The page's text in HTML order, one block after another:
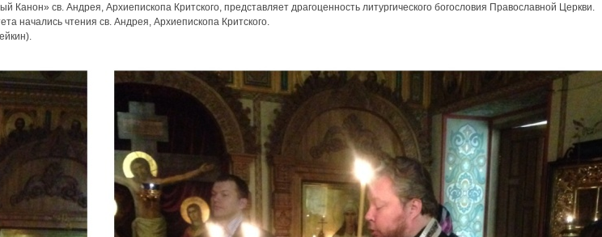
св. Андрея, Архиепископа Критского, представляет драгоценность литургического богословия Православной Церкви.
начались чтения св. Андрея, Архиепископа Критского.